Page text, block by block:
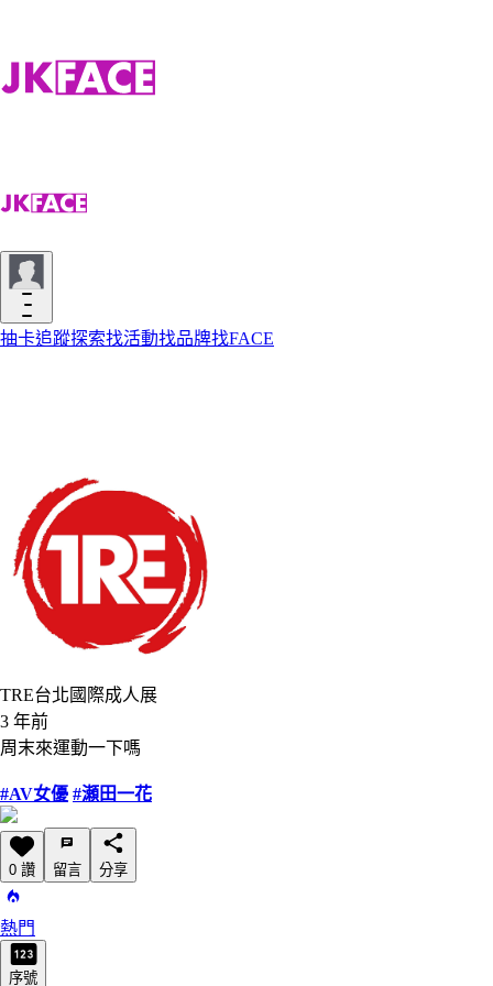
抽卡追蹤探索找活動找品牌找FACE
TRE台北國際成人展
3 年前
周末來運動一下嗎
#AV女優 #瀬田一花
0 讚 留言 分享
熱門
序號